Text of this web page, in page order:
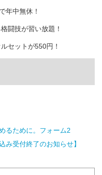
年中無休！
闘技が習い放題！
セットが550円！
るために。フォーム2
み受付終了のお知らせ】